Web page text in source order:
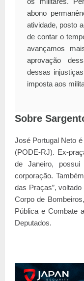
abono
atividade, posto
de contar o
avançamos
aprovação
dessas
imposta aos
Sobre
José Portugal Neto
(PODE-RJ). Ex-
de Janeiro,
corporação.
das Praças”,
Corpo de
Pública e Combate
Deputados.